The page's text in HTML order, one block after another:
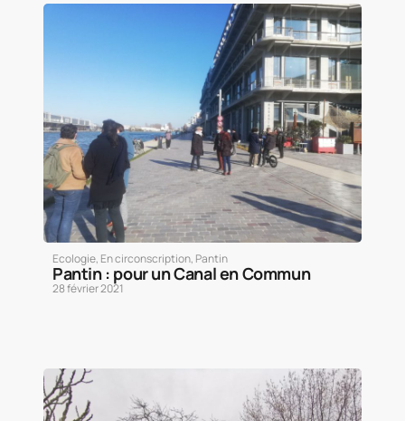
Ecologie, En circonscription, Pantin
Pantin : pour un Canal en Commun
28 février 2021